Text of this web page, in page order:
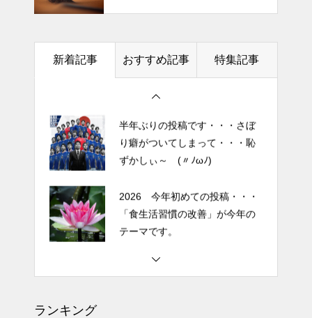
新着記事 おすすめ記事 特集記事
テーマです。
土用の丑の日・・・余計なこと
半年ぶりの投稿です・・・さぼ
り癖がついてしまって・・・恥
ずかしぃ～ (〃ﾉωﾉ)
2026 今年初めての投稿・・・
「食生活習慣の改善」が今年の
テーマです。
ランキング